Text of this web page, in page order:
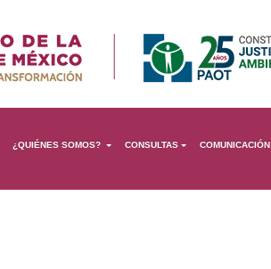
¿QUIÉNES SOMOS? CONSULTAS COMUNICACIÓN